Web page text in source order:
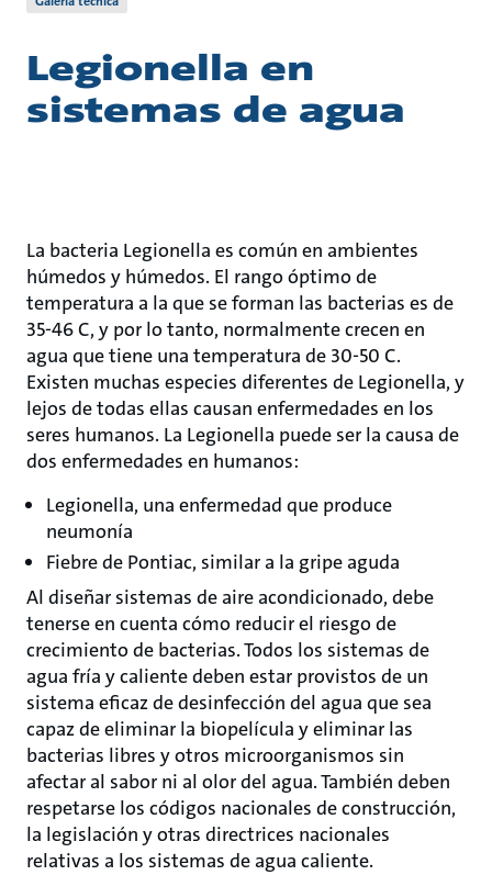
Legionella en
sistemas de agua
La bacteria Legionella es común en ambientes
húmedos y húmedos. El rango óptimo de
temperatura a la que se forman las bacterias es de
35-46 C, y por lo tanto, normalmente crecen en
agua que tiene una temperatura de 30-50 C.
Existen muchas especies diferentes de Legionella, y
lejos de todas ellas causan enfermedades en los
seres humanos. La Legionella puede ser la causa de
dos enfermedades en humanos:
Legionella, una enfermedad que produce
neumonía
Fiebre de Pontiac, similar a la gripe aguda
Al diseñar sistemas de aire acondicionado, debe
tenerse en cuenta cómo reducir el riesgo de
crecimiento de bacterias. Todos los sistemas de
agua fría y caliente deben estar provistos de un
sistema eficaz de desinfección del agua que sea
capaz de eliminar la biopelícula y eliminar las
bacterias libres y otros microorganismos sin
afectar al sabor ni al olor del agua. También deben
respetarse los códigos nacionales de construcción,
la legislación y otras directrices nacionales
relativas a los sistemas de agua caliente.